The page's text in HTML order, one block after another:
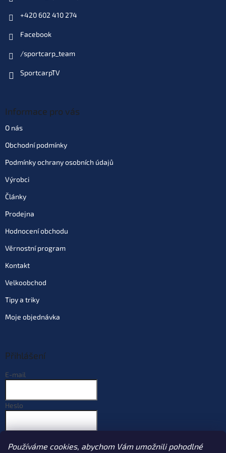
Používáme cookies, abychom Vám umožnili pohodlné
+420 602 410 274
Facebook
/sportcarp_team
SportcarpTV
Informace pro vás
O nás
Obchodní podmínky
Podmínky ochrany osobních údajů
Výrobci
Články
Prodejna
Hodnocení obchodu
Věrnostní program
Kontakt
Velkoobchod
Tipy a triky
Moje objednávka
Přihlášení
E-mail
Heslo